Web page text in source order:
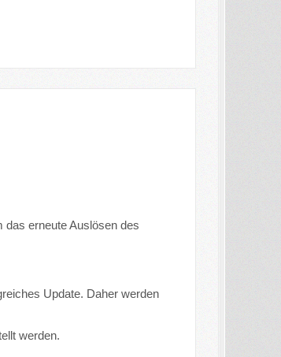
das erneute Auslösen des
Update. Daher werden
werden.